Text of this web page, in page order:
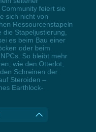
feiert sie
sich nicht von
Ressourcenstapeln
Stapeljustierung,
es beim Bau einer
oder beim
So bleibt mehr
wie den Otterlot,
Schreinen der
Steroiden –
Earthlock-